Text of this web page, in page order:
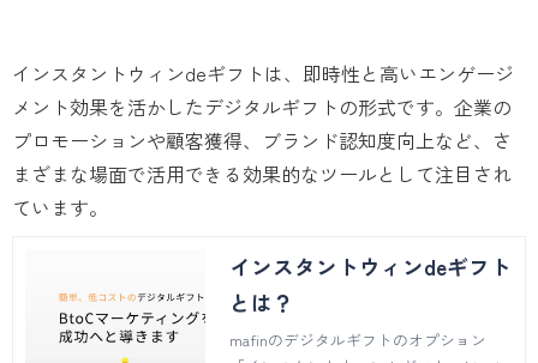
インスタントウィンdeギフトは、即時性と高いエンゲージ
メント効果を活かしたデジタルギフトの形式です。企業の
プロモーションや顧客獲得、ブランド認知度向上など、さ
まざまな場面で活用できる効果的なツールとして注目され
ています。
インスタントウィンdeギフト
とは？
mafinのデジタルギフトのオプション